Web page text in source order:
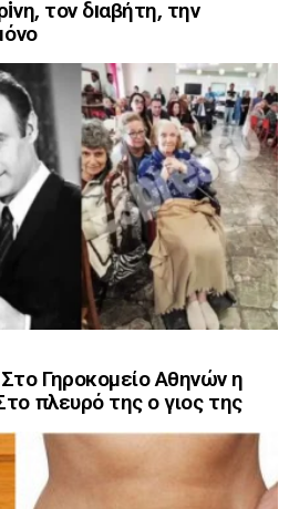
τον δıαβήτη, την
Γηροκομείο Αθηνών η
πλευρό της ο γιος της